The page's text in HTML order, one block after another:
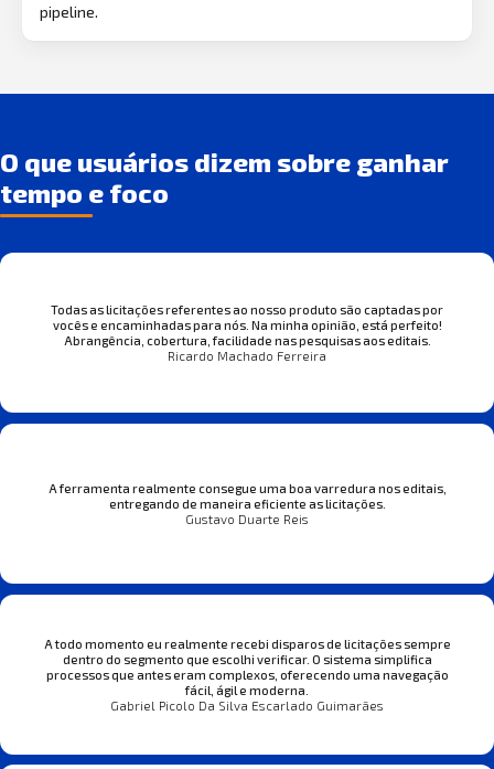
pipeline.
O que usuários dizem sobre ganhar
tempo e foco
Todas as licitações referentes ao nosso produto são captadas por
vocês e encaminhadas para nós. Na minha opinião, está perfeito!
Abrangência, cobertura, facilidade nas pesquisas aos editais.
Ricardo Machado Ferreira
A ferramenta realmente consegue uma boa varredura nos editais,
entregando de maneira eficiente as licitações.
Gustavo Duarte Reis
A todo momento eu realmente recebi disparos de licitações sempre
dentro do segmento que escolhi verificar. O sistema simplifica
processos que antes eram complexos, oferecendo uma navegação
fácil, ágil e moderna.
Gabriel Picolo Da Silva Escarlado Guimarães